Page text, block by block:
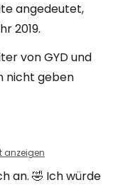
angedeutet,
2019.
von GYD und
nicht geben
anzeigen
an. 🤣 Ich würde